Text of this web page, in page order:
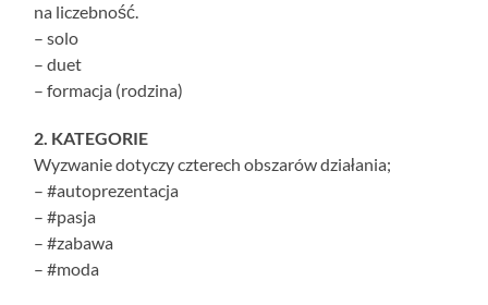
na liczebność.
– solo
– duet
– formacja (rodzina)
2. KATEGORIE
Wyzwanie dotyczy czterech obszarów działania;
– #autoprezentacja
– #pasja
– #zabawa
– #moda